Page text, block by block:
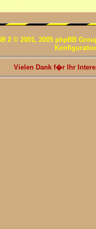
2 © 2001, 2005 phpBB
Vielen Dank f�r Ihr